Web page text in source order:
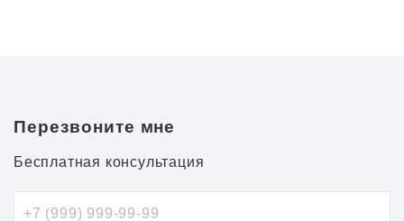
Перезвоните мне
Бесплатная консультация